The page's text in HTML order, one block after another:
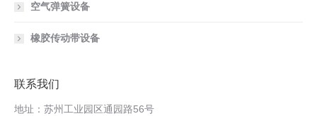
空气弹簧设备
橡胶传动带设备
联系我们
地址：苏州工业园区通园路56号